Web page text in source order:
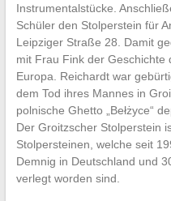
Instrumentalstücke.
Schüler den Stolperstein für
Leipziger Straße 28. Damit
mit Frau Fink der Geschichte
Europa. Reichardt war
dem Tod ihres Mannes in
polnische Ghetto „Bełżyce“
Der Groitzscher Stolperstein
Stolpersteinen, welche seit
Demnig in Deutschland und
verlegt worden sind.